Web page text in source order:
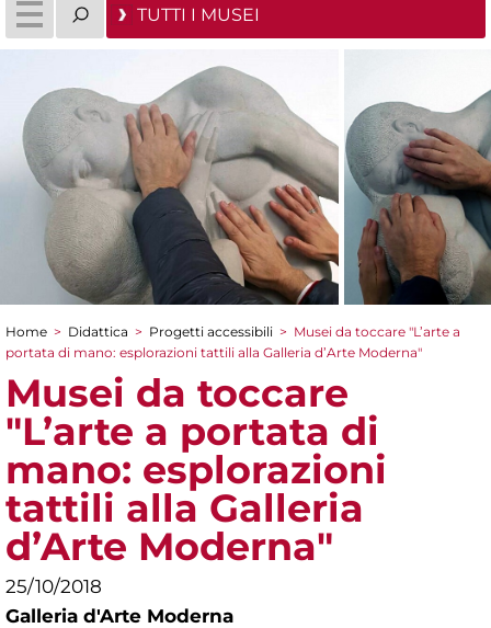
TUTTI I MUSEI
Tu sei qui
Home > Didattica > Progetti accessibili > Musei da toccare "L’arte a
portata di mano: esplorazioni tattili alla Galleria d’Arte Moderna"
Musei da toccare
"L’arte a portata di
mano: esplorazioni
tattili alla Galleria
d’Arte Moderna"
25/10/2018
Galleria d'Arte Moderna